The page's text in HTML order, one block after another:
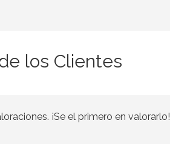
los Clientes
¡Se el primero en valorarlo!